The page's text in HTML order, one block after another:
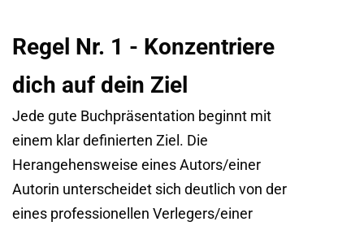
Regel Nr. 1 - Konzentriere
dich auf dein Ziel
Jede gute Buchpräsentation beginnt mit
einem klar definierten Ziel. Die
Herangehensweise eines Autors/einer
Autorin unterscheidet sich deutlich von der
eines professionellen Verlegers/einer